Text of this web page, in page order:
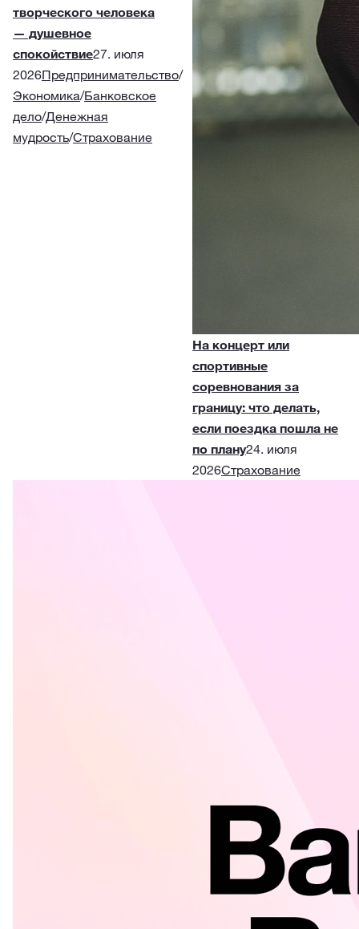
творческого человека
— душевное
спокойствие27. июля
2026Предпринимательство/
Экономика/Банковское
дело/Денежная
мудрость/Страхование
На концерт или
спортивные
соревнования за
границу: что делать,
если поездка пошла не
по плану24. июля
2026Страхование